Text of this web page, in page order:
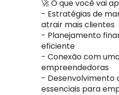
🚀 O que você vai
- Estratégias de
atrair mais clientes
- Planejamento
eficiente
- Conexão com
empreendedoras
- Desenvolvimento
essenciais para